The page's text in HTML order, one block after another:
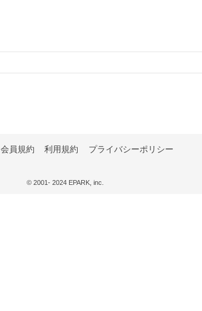
会員規約 利用規約 プライバシーポリシー
© 2001- 2024 EPARK, inc.